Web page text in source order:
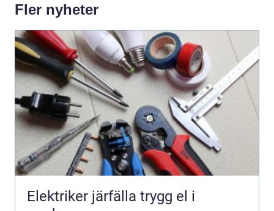
Fler nyheter
Elektriker järfälla trygg el i